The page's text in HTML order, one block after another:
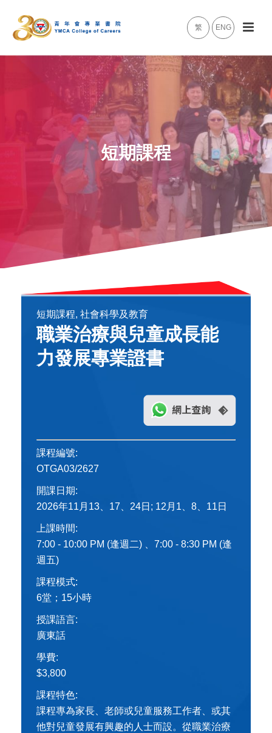
繁 ENG
短期課程
短期課程, 社會科學及教育
職業治療與兒童成長能
力發展專業證書
課程編號:
OTGA03/2627
開課日期:
2026年11月13、17、24日; 12月1、8、11日
上課時間:
7:00 - 10:00 PM (逢週二) 、7:00 - 8:30 PM (逢
週五)
課程模式:
6堂；15小時
授課語言:
廣東話
學費:
$3,800
課程特色:
課程專為家長、老師或兒童服務工作者、或其
他對兒童發展有興趣的人士而設。從職業治療